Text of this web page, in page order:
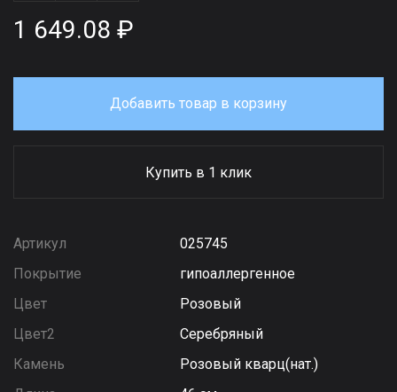
1 649.08 ₽
Добавить товар в корзину
Купить в 1 клик
Артикул
025745
Покрытие
гипоаллергенное
Цвет
Розовый
Цвет2
Серебряный
Камень
Розовый кварц(нат.)